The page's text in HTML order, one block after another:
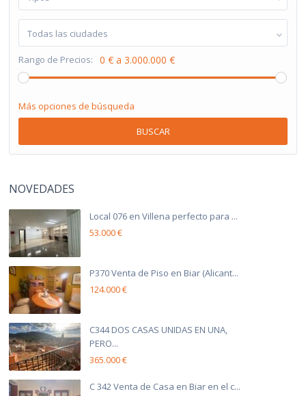
Todas las ciudades
Rango de Precios: 0 € a 3.000.000 €
Más opciones de búsqueda
BUSCAR
NOVEDADES
Local 076 en Villena perfecto para ...
53.000 €
P370 Venta de Piso en Biar (Alicant...
124.000 €
C344 DOS CASAS UNIDAS EN UNA,
PERO...
365.000 €
C 342 Venta de Casa en Biar en el c...